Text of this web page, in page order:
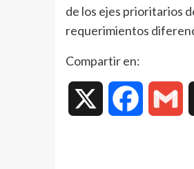
de los ejes prioritarios
requerimientos
Compartir en:
Facebook